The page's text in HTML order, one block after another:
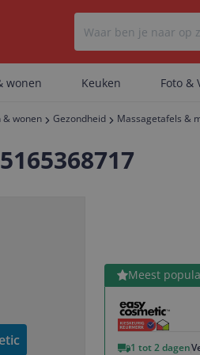
wonen Keuken Foto &
& wonen Gezondheid Massagetafels &
Volgende
Meest
1 tot 2 dagen
Bekijk product